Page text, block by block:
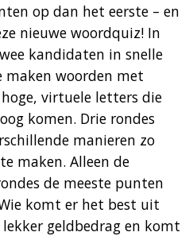
op dan het eerste – en
nieuwe woordquiz! In
kandidaten in snelle
maken woorden met
virtuele letters die
komen. Drie rondes
manieren zo
maken. Alleen de
de meeste punten
komt er het best uit
geldbedrag en komt